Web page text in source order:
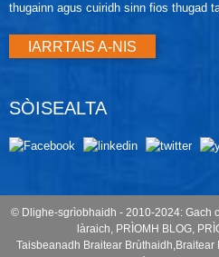
thugainn agus cuiridh sinn fios thugad
IARRTAIS A-NIS
SÒISEALTA
© Dlighe-sgrìobhaidh - 2010-2024: Gach
làraich, PRÌOMH BLOG,
Taisbeanadh Braitear Brùthaidh,Braitear